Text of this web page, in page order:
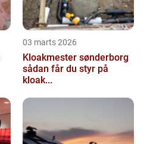
03 marts 2026
Kloakmester sønderborg
sådan får du styr på
kloak...